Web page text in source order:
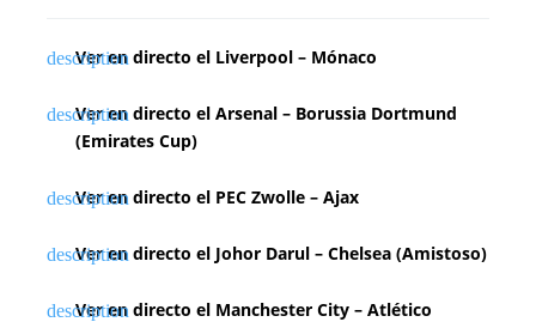
Ver en directo el Liverpool – Mónaco
Ver en directo el Arsenal – Borussia Dortmund
(Emirates Cup)
Ver en directo el PEC Zwolle – Ajax
Ver en directo el Johor Darul – Chelsea (Amistoso)
Ver en directo el Manchester City – Atlético